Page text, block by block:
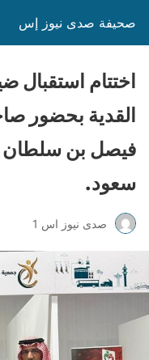
صحيفة صدى نيوز إس
اختتام
القدية بحضور
فيصل بن سلطان
سعود.
صدى نيوز اس 1